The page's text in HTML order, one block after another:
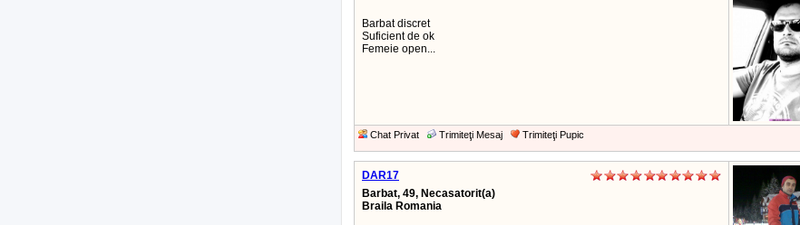
Barbat discret
Suficient de ok
Femeie open...
Chat Privat Trimiteţi Mesaj Trimiteţi Pupic
DAR17
Barbat, 49, Necasatorit(a)
Braila Romania